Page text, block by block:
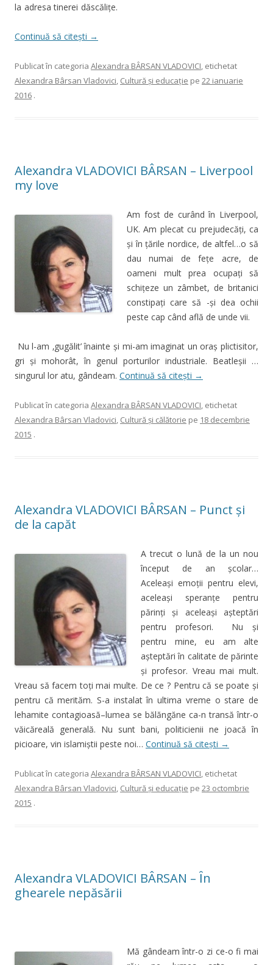
la adresa tinerei dăscălițe.
Continuă să citești →
Publicat în categoria Alexandra BÂRSAN VLADOVICI, etichetat
Alexandra Bârsan Vladovici, Cultură şi educaţie pe 22 ianuarie
2016 .
Alexandra VLADOVICI BÂRSAN – Liverpool
my love
Am fost de curând în Liverpool,
UK. Am plecat cu prejudecăți, ca
și în țările nordice, de altfel…o să
dau numai de fețe acre, de
oameni mult prea ocupați să
schițeze un zâmbet, de britanici
constipați care să -şi dea ochii
peste cap când află de unde vii.
Nu l-am ‚gugălit’ înainte și mi-am imaginat un oraș plictisitor,
gri și mohorât, în genul porturilor industriale. Beatleşii …
singurul lor atu, gândeam. Continuă să citești →
Publicat în categoria Alexandra BÂRSAN VLADOVICI, etichetat
Alexandra Bârsan Vladovici, Cultură şi călătorie pe 18 decembrie
2015 .
Alexandra VLADOVICI BÂRSAN – Punct și
de la capăt
A trecut o lună de la un nou
început de an şcolar…
Aceleaşi emoţii pentru elevi,
aceleaşi speranţe pentru
părinţi şi aceleaşi așteptări
pentru profesori. Nu şi
pentru mine, eu am alte
aşteptări în calitate de părinte
şi profesor. Vreau mai mult.
Vreau să facem toţi mai multe. De ce ? Pentru că se poate şi
pentru că merităm. S-a instalat în ultima vreme o stare de
lehamite contagioasă–lumea se bălăngăne ca-n transă într-o
văicăreală generală. Nu sunt bani, politicienii ne joacă în
picioare, vin islamiştii peste noi… Continuă să citești →
Publicat în categoria Alexandra BÂRSAN VLADOVICI, etichetat
Alexandra Bârsan Vladovici, Cultură şi educaţie pe 23 octombrie
2015 .
Alexandra VLADOVICI BÂRSAN – Ȋn
ghearele nepăsării
Mă gândeam într-o zi ce-o fi mai